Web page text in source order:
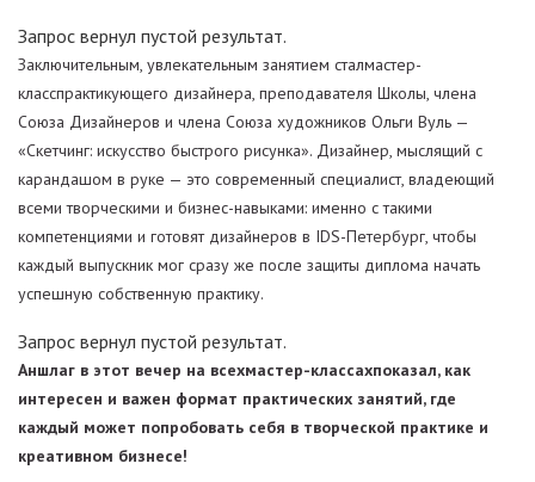
Запрос вернул пустой результат.
Заключительным, увлекательным занятием сталмастер-
класспрактикующего дизайнера, преподавателя Школы, члена
Союза Дизайнеров и члена Союза художников Ольги Вуль —
«Скетчинг: искусство быстрого рисунка». Дизайнер, мыслящий с
карандашом в руке — это современный специалист, владеющий
всеми творческими и бизнес-навыками: именно с такими
компетенциями и готовят дизайнеров в IDS-Петербург, чтобы
каждый выпускник мог сразу же после защиты диплома начать
успешную собственную практику.
Запрос вернул пустой результат.
Аншлаг в этот вечер на всехмастер-классахпоказал, как
интересен и важен формат практических занятий, где
каждый может попробовать себя в творческой практике и
креативном бизнесе!